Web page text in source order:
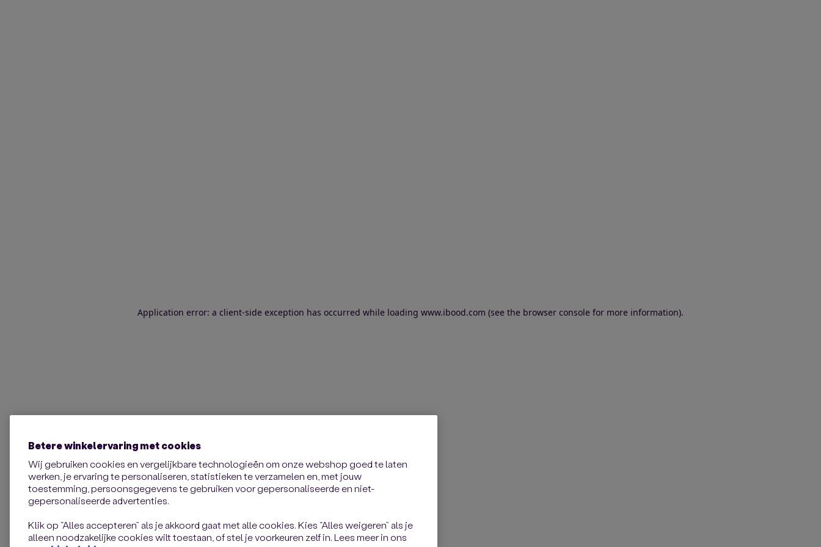
Application error: a client-side exception has occurred while loading www.ibood.com (see the browser console for more information).
Betere winkelervaring met cookies
Wij gebruiken cookies en vergelijkbare technologieën om onze webshop goed te laten
werken, je ervaring te personaliseren, statistieken te verzamelen en, met jouw
toestemming, persoonsgegevens te gebruiken voor gepersonaliseerde en niet-
gepersonaliseerde advertenties.
Klik op “Alles accepteren” als je akkoord gaat met alle cookies. Kies “Alles weigeren” als je
alleen noodzakelijke cookies wilt toestaan, of stel je voorkeuren zelf in. Lees meer in ons